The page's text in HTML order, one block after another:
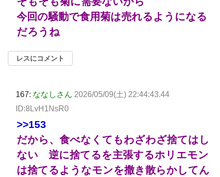
今回の騒動で食用菊は売れるようになる
だろうね
レスにコメント
167: ななしさん 2026/05/09(土) 22:44:43.44
ID:8LvH1NsR0
>>153
だから、食べなくてもわざわざ捨てはし
ない 逆に捨てるを主張するホリエモン
は捨てるようなモンを撒き散らかしてん